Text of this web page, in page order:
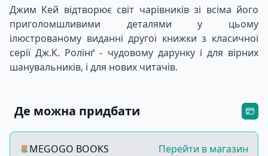
Джим Кей відтворює світ чарівників зі всіма його
приголомшливими деталями у цьому
ілюстрованому виданні другої книжки з класичної
серії Дж.К. Ролінґ - чудовому дарунку і для вірних
шанувальників, і для нових читачів.
Де можна придбати
MEGOGO BOOKS Перейти в магазин